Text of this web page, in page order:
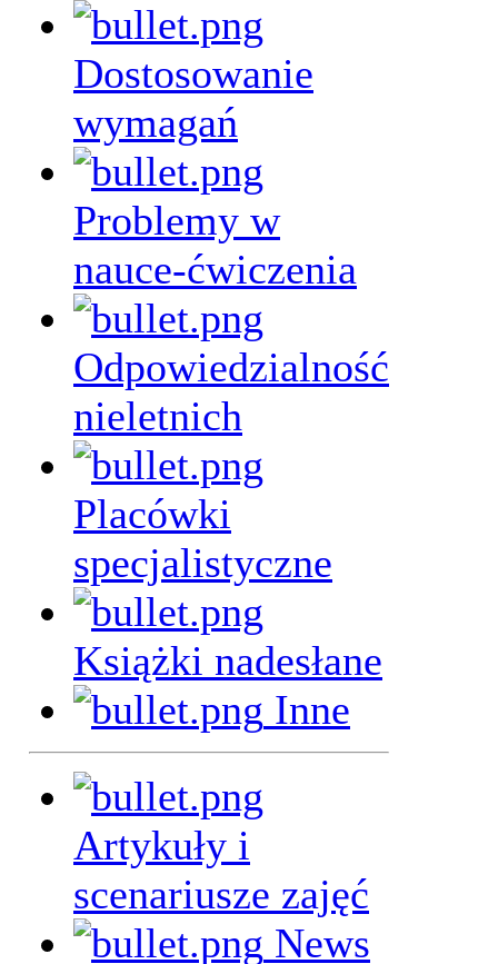
Dostosowanie
wymagań
Problemy w
nauce-ćwiczenia
Odpowiedzialność
nieletnich
Placówki
specjalistyczne
Książki nadesłane
Inne
Artykuły i
scenariusze zajęć
News